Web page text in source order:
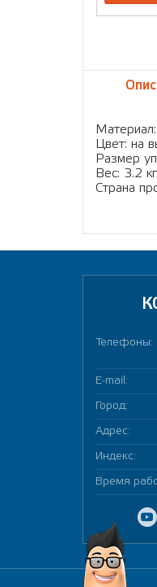
Цвет: на
Размер
Вес: 3.2 кг
Страна
Телефоны:
E-mail:
Город:
Адрес:
Индекс:
Время